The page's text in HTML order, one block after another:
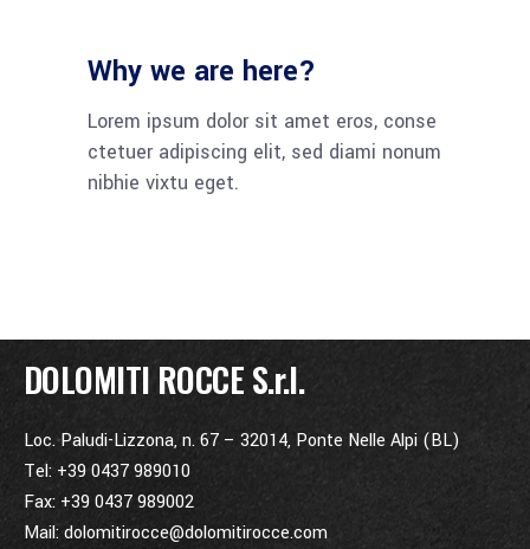
Why we are here?
Lorem ipsum dolor sit amet eros, conse
ctetuer adipiscing elit, sed diami nonum
nibhie vixtu eget.
DOLOMITI ROCCE S.r.l.
Loc. Paludi-Lizzona, n. 67 – 32014, Ponte Nelle Alpi (BL)
Tel: +39 0437 989010
Fax: +39 0437 989002
Mail: dolomitirocce@dolomitirocce.com